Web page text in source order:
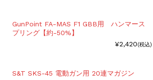
GunPoint FA-MAS F1 GBB用 ハンマース
プリング【約-50%】
¥2,420(税込)
S&T SKS-45 電動ガン用 20連マガジン